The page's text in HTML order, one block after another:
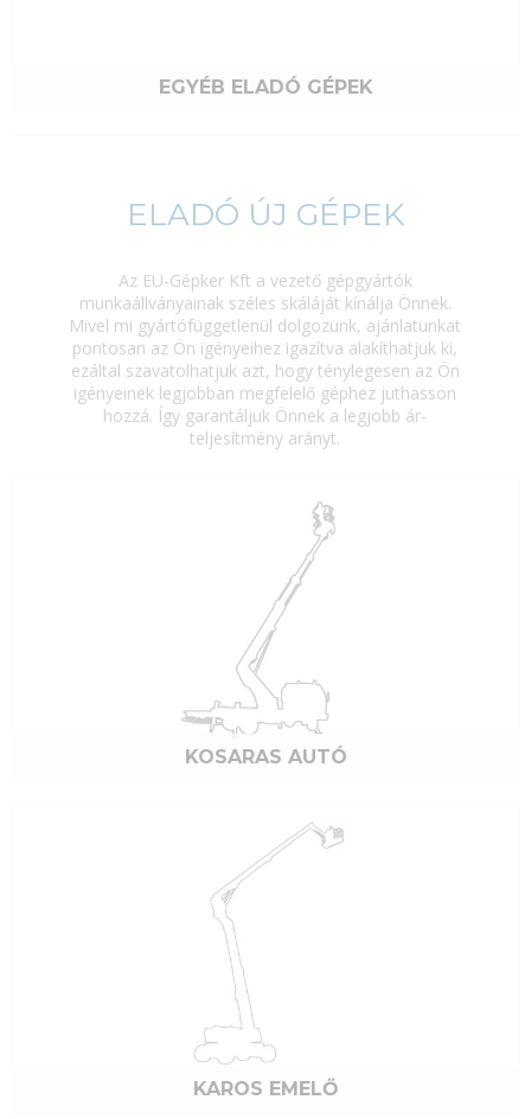
EGYÉB ELADÓ GÉPEK
ELADÓ ÚJ GÉPEK
Az EU-Gépker Kft a vezető gépgyártók
munkaállványainak széles skáláját kínálja Önnek.
Mivel mi gyártófüggetlenül dolgozunk, ajánlatunkat
pontosan az Ön igényeihez igazítva alakíthatjuk ki,
ezáltal szavatolhatjuk azt, hogy ténylegesen az Ön
igényeinek legjobban megfelelő géphez juthasson
hozzá. Így garantáljuk Önnek a legjobb ár-
teljesítmény arányt.
KOSARAS AUTÓ
KAROS EMELŐ